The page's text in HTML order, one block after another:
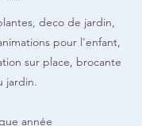
deco de jardin,
pour l'enfant,
sur place, brocante
jardin.
année